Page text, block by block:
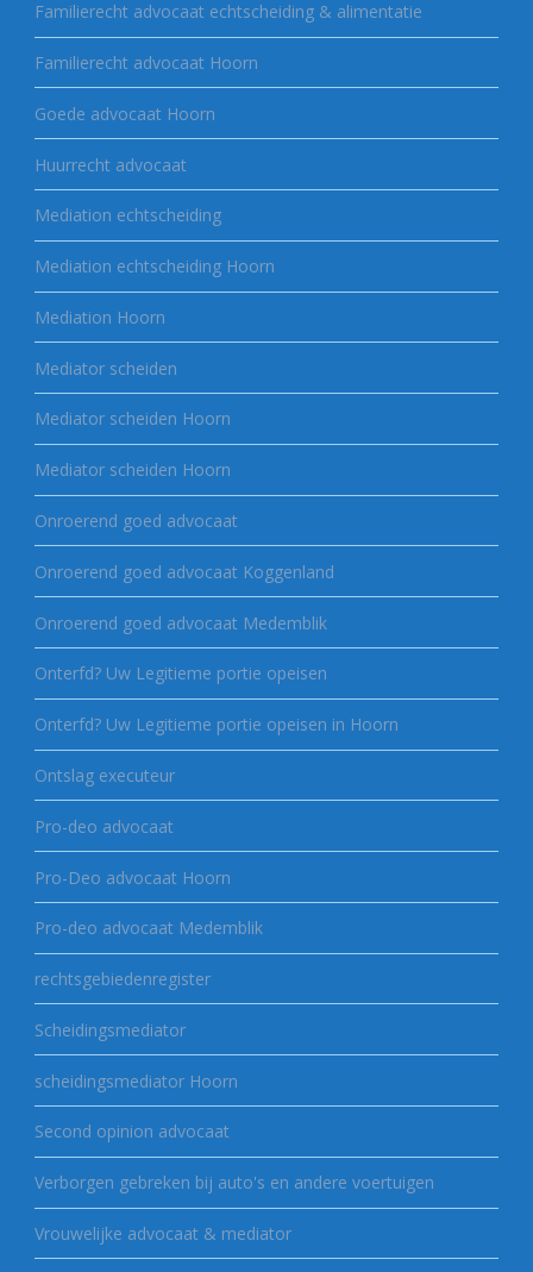
Familierecht advocaat echtscheiding & alimentatie
Familierecht advocaat Hoorn
Goede advocaat Hoorn
Huurrecht advocaat
Mediation echtscheiding
Mediation echtscheiding Hoorn
Mediation Hoorn
Mediator scheiden
Mediator scheiden Hoorn
Mediator scheiden Hoorn
Onroerend goed advocaat
Onroerend goed advocaat Koggenland
Onroerend goed advocaat Medemblik
Onterfd? Uw Legitieme portie opeisen
Onterfd? Uw Legitieme portie opeisen in Hoorn
Ontslag executeur
Pro-deo advocaat
Pro-Deo advocaat Hoorn
Pro-deo advocaat Medemblik
rechtsgebiedenregister
Scheidingsmediator
scheidingsmediator Hoorn
Second opinion advocaat
Verborgen gebreken bij auto's en andere voertuigen
Vrouwelijke advocaat & mediator